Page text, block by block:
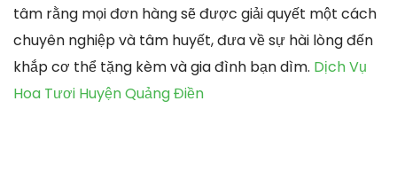
tâm rằng mọi đơn hàng sẽ được giải quyết một cách
chuyên nghiệp và tâm huyết, đưa về sự hài lòng đến
khắp cơ thể tặng kèm và gia đình bạn dìm. Dịch Vụ
Hoa Tươi Huyện Quảng Điền